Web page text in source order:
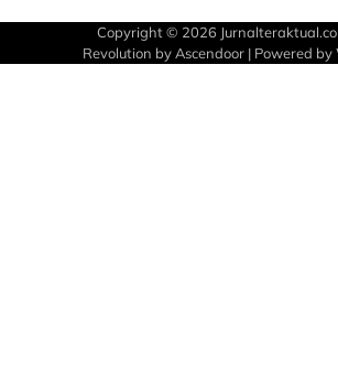
Copyright © 2026
Revolution by Ascendoor | Powered by